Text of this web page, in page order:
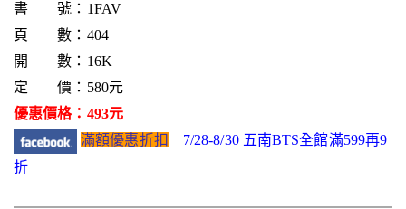
書 號：1FAV
頁 數：404
開 數：16K
定 價：580元
優惠價格：493元
滿額優惠折扣
7/28-8/30 五南BTS全館滿599再9
折